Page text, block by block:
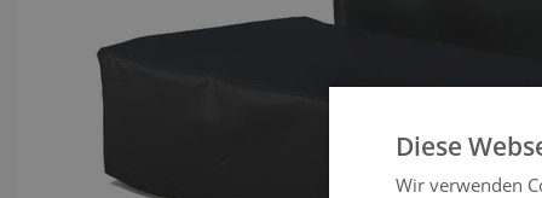
Diese
Wir verwenden